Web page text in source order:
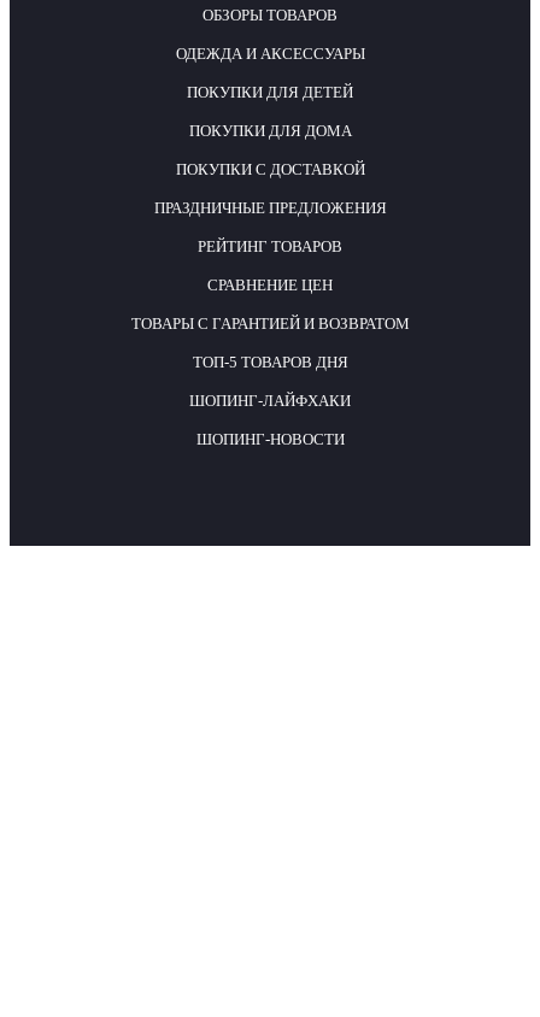
ОБЗОРЫ ТОВАРОВ
ОДЕЖДА И АКСЕССУАРЫ
ПОКУПКИ ДЛЯ ДЕТЕЙ
ПОКУПКИ ДЛЯ ДОМА
ПОКУПКИ С ДОСТАВКОЙ
ПРАЗДНИЧНЫЕ ПРЕДЛОЖЕНИЯ
РЕЙТИНГ ТОВАРОВ
СРАВНЕНИЕ ЦЕН
ТОВАРЫ С ГАРАНТИЕЙ И ВОЗВРАТОМ
ТОП-5 ТОВАРОВ ДНЯ
ШОПИНГ-ЛАЙФХАКИ
ШОПИНГ-НОВОСТИ